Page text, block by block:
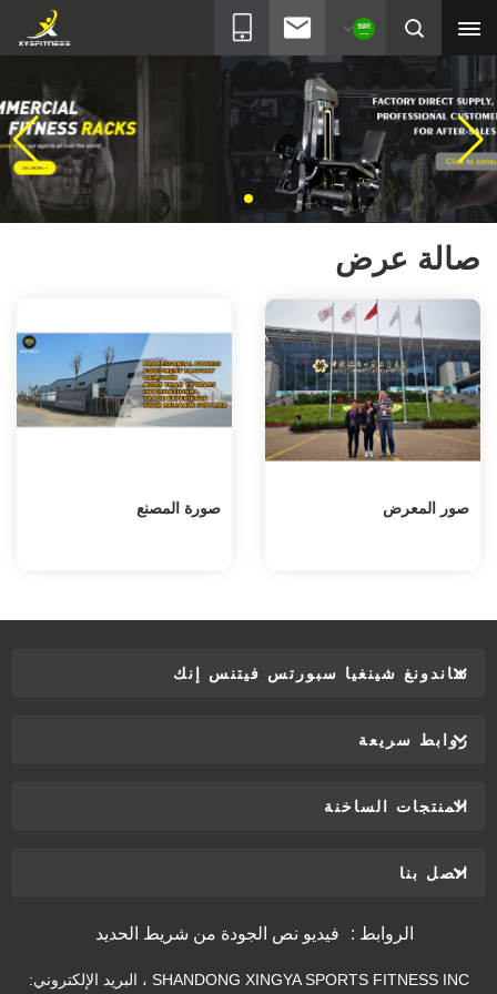
صالة عرض
صورة المصنع صور المعرض
شاندونغ شينغيا سبورتس فيتنس إنك
روابط سريعة
المنتجات الساخنة
اتصل بنا
الروابط : فيديو نص الجودة من شريط الحديد
SHANDONG XINGYA SPORTS FITNESS INC ، البريد الإلكتروني: